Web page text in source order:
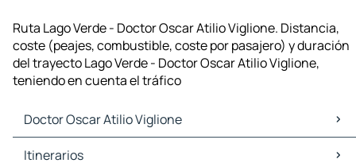
Ruta Lago Verde - Doctor Oscar Atilio Viglione. Distancia,
coste (peajes, combustible, coste por pasajero) y duración
del trayecto Lago Verde - Doctor Oscar Atilio Viglione,
teniendo en cuenta el tráfico
Doctor Oscar Atilio Viglione
Doctor Oscar Atilio Viglione Mapas Planos
Itinerarios